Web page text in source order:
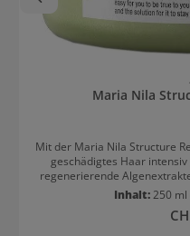
Maria Nila
Mit der Maria Nila Structure
geschädigtes Haar
regenerierende
verliehen und die
nährende Haarmaske
Coloration vor externen
Inhalt:250 ml